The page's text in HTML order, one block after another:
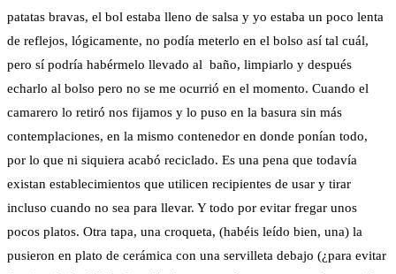
patatas bravas, el bol estaba lleno de salsa y yo estaba un poco lenta
de reflejos, lógicamente, no podía meterlo en el bolso así tal cuál,
pero sí podría habérmelo llevado al baño, limpiarlo y después
echarlo al bolso pero no se me ocurrió en el momento. Cuando el
camarero lo retiró nos fijamos y lo puso en la basura sin más
contemplaciones, en la mismo contenedor en donde ponían todo,
por lo que ni siquiera acabó reciclado. Es una pena que todavía
existan establecimientos que utilicen recipientes de usar y tirar
incluso cuando no sea para llevar. Y todo por evitar fregar unos
pocos platos. Otra tapa, una croqueta, (habéis leído bien, una) la
pusieron en plato de cerámica con una servilleta debajo (¿para evitar